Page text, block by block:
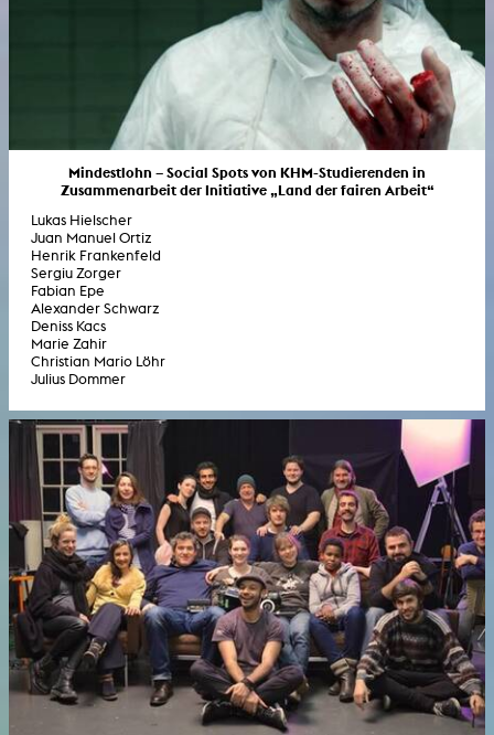
Mindestlohn – Social Spots von KHM-Studierenden in
Zusammenarbeit der Initiative „Land der fairen Arbeit“
Lukas Hielscher
Juan Manuel Ortiz
Henrik Frankenfeld
Sergiu Zorger
Fabian Epe
Alexander Schwarz
Deniss Kacs
Marie Zahir
Christian Mario Löhr
Julius Dommer